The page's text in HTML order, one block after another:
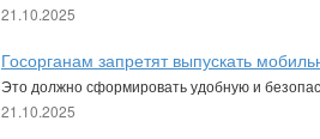
21.10.2025
Госорганам запретят выпускать
Это должно сформировать удобную и
21.10.2025